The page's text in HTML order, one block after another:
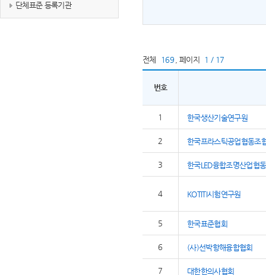
단체표준 등록기관
전체 169 페이지 1 / 17
번호
1 한국생산기술연구원
2 한국프라스틱공업협동조
3 한국LED융합조명산업협
4 KOTITI시험연구원
5 한국표준협회
6 (사)선박항해융합협회
7 대한한의사협회